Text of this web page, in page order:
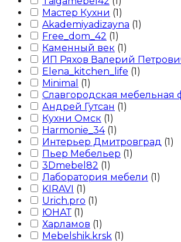
Мастер Кухни (1)
Akademiyadizayna (1)
Free_dom_42 (1)
Каменный век (1)
ИП Ряхов Валерий
Elena_kitchen_life (1)
Minimal (1)
Славгородская мебельная
Андрей Гутсан (1)
Кухни Омск (1)
Harmonie_34 (1)
Интерьер Дмитровград (1)
Пьер Мебельер (1)
3Dmebel82 (1)
Лаборатория мебели (1)
KIRAVI (1)
Urich.pro (1)
ЮНАТ (1)
Харламов (1)
Mebelshik.krsk (1)